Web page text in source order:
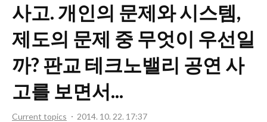
사고. 개인의 문제와 시스템,
제도의 문제 중 무엇이 우선일
까? 판교 테크노밸리 공연 사
고를 보면서...
Current topics 2014. 10. 22. 17:37